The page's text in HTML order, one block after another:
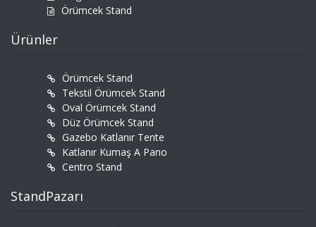
Örümcek Stand
Ürünler
Örümcek Stand
Tekstil Örümcek Stand
Oval Örümcek Stand
Düz Örümcek Stand
Gazebo Katlanır Tente
Katlanır Kumaş A Pano
Centro Stand
StandPazarı